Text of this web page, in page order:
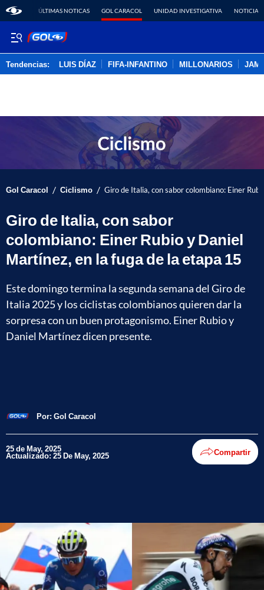
ÚLTIMAS NOTICAS GOL CARACOL UNIDAD INVESTIGATIVA NOTICIAS
Tendencias: LUIS DÍAZ FIFA-INFANTINO MILLONARIOS
Gol Caracol / Ciclismo / Giro de Italia, con sabor colombiano: Einer
Giro de Italia, con sabor
colombiano: Einer Rubio y Daniel
Martínez, en la fuga de la etapa 15
Este domingo termina la segunda semana del Giro de
Italia 2025 y los ciclistas colombianos quieren dar la
sorpresa con un buen protagonismo. Einer Rubio y
Daniel Martínez dicen presente.
Por: Gol Caracol
25 de May, 2025
Actualizado: 25 De May, 2025 Compartir